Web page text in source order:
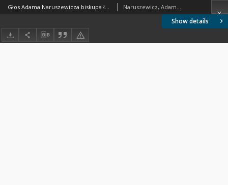
Show details
Głos Adama Naruszewicza biskupa łuckiego i brzeskiego przy założeniu pierwszego kamienia na Kościół Opatrznosci Boskiey r. 1792 dnia 3 maia na placu Uiazdowskim miany Naruszewicz, Adamd (1733-1796)